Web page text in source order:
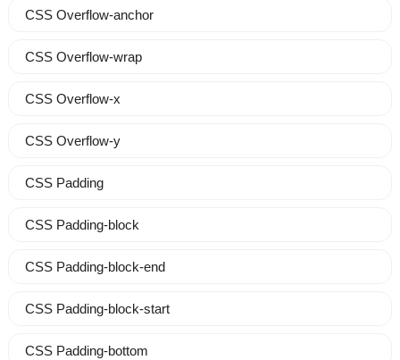
CSS Overflow-anchor
CSS Overflow-wrap
CSS Overflow-x
CSS Overflow-y
CSS Padding
CSS Padding-block
CSS Padding-block-end
CSS Padding-block-start
CSS Padding-bottom